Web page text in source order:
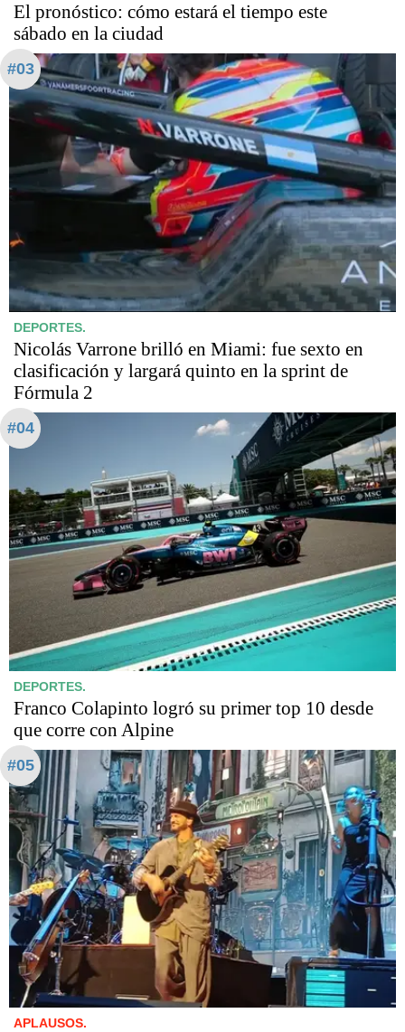
El pronóstico: cómo estará el tiempo este
sábado en la ciudad
#03
DEPORTES.
Nicolás Varrone brilló en Miami: fue sexto en
clasificación y largará quinto en la sprint de
Fórmula 2
#04
DEPORTES.
Franco Colapinto logró su primer top 10 desde
que corre con Alpine
#05
APLAUSOS.